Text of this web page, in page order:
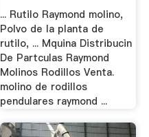
... Rutilo Raymond molino,
Polvo de la planta de
rutilo, ... Mquina Distribucin
De Partculas Raymond
Molinos Rodillos Venta.
molino de rodillos
pendulares raymond ...